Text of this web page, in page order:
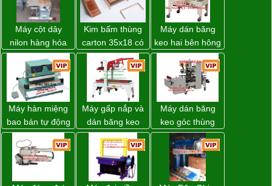
Máy cột dây
nilon hàng hóa
model CY-100
Kim bấm thùng
carton 35x18 có
sẵn giá rẻ toàn
quốc
Máy dán băng
keo hai bên hông
thùng carton
WP-5050SA giá
rẻ Miền Nam
Máy hàn miệng
bao bán tự động
nhập khẩu
Taiwan
Máy gấp nắp và
dán băng keo
thùng carton tự
động WP-5050F
giá rẻ
Máy dán băng
keo góc thùng
carton giá tốt
Đồng Nai